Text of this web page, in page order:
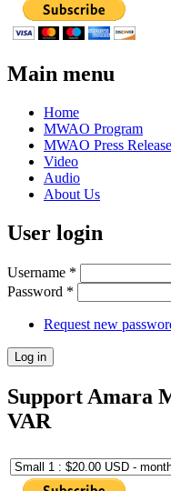
Main menu
Home
MWAO Program
MWAO Press
Video
Audio
About Us
User login
Username *
Password *
Request new
Support Amara
VAR